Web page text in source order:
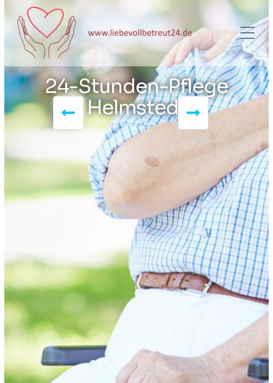
24-Stunden-Pflege
Helmstedt